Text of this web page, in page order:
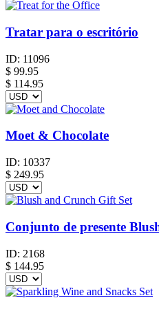
Tratar para o escritório
ID: 11096
$ 99.95
$ 114.95
Moet & Chocolate
ID: 10337
$ 249.95
Conjunto de presente
ID: 2168
$ 144.95